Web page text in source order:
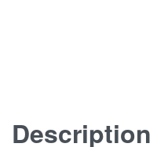
Description